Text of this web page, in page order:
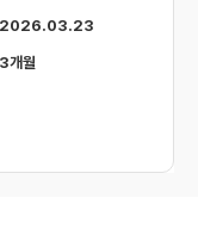
2026.03.23
3개월